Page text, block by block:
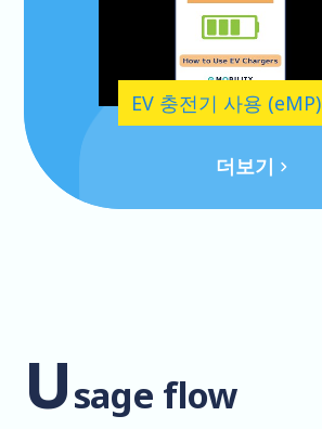
EV 충전기 사용 (eMP)
더보기
Usage flow